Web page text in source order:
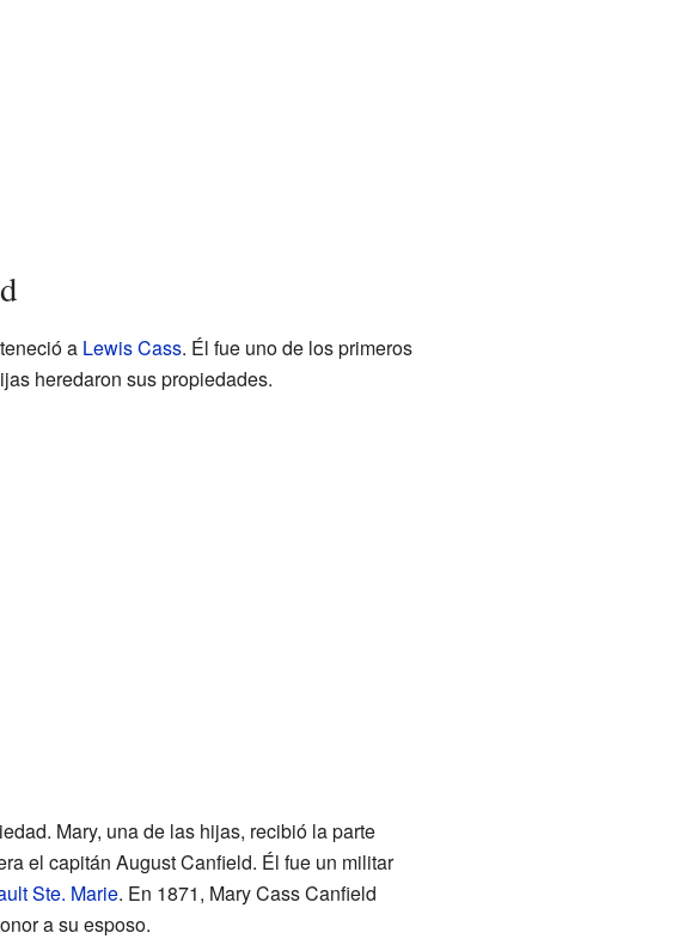
a Lewis Cass. Él fue uno de los primeros
heredaron sus propiedades.
Mary, una de las hijas, recibió la parte
el capitán August Canfield. Él fue un militar
Ste. Marie. En 1871, Mary Cass Canfield
a su esposo.